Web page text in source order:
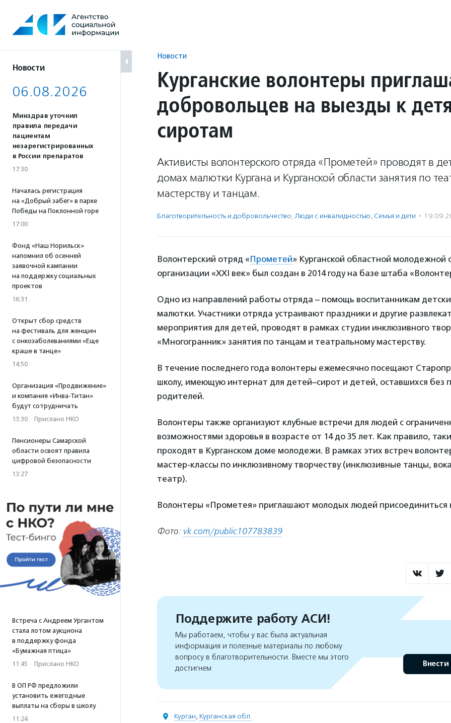
содержанию
Новости
06.08.2026
Минздрав уточнил
правила передачи
пациентам
незарегистрированных
в России препаратов
17:30
Началась регистрация
на «Добрый забег» в парке
Победы на Поклонной горе
17:00
Фонд «Наш Норильск»
напомнил об осенней
заявочной кампании
на поддержку социальных
проектов
16:31
Открыт сбор средств
на фестиваль для женщин
с онкозаболеваниями «Еще
краше в танце»
14:50
Организация «Продвижение»
и компания «Инва-Титан»
будут сотрудничать
13:30 · Прислано НКО
Пенсионеры Самарской
области освоят правила
цифровой безопасности
13:27
Встреча с Андреем Ургантом
стала лотом аукциона
в поддержку фонда
«Бумажная птица»
11:45 · Прислано НКО
В ОП РФ предложили
установить ежегодные
выплаты на сборы в школу
11:24
Новости
Курганские волонтеры
добровольцев на выезды к
сиротам
Активисты волонтерского отряда «Прометей» проводят в
домах малютки Кургана и Курганской области занятия по
мастерству и танцам.
Благотвори­тель­ность и доброволь­чест­во, Люди с инвалидностью, Семья и дети ·
Волонтерский отряд «Прометей» Курганской областной молодежной
организации «XXI век» был создан в 2014 году на базе штаба
Одно из направлений работы отряда – помощь воспитанникам
малютки. Участники отряда устраивают праздники и другие
мероприятия для детей, проводят в рамках студии инклюзивного
«Многогранник» занятия по танцам и театральному мастерству.
В течение последнего года волонтеры ежемесячно посещают
школу, имеющую интернат для детей–сирот и детей, оставшихся без
родителей.
Волонтеры также организуют клубные встречи для людей с
возможностями здоровья в возрасте от 14 до 35 лет. Как правило,
проходят в Курганском доме молодежи. В рамках этих встреч
мастер-классы по инклюзивному творчеству (инклюзивные танцы,
театр).
Волонтеры «Прометея» приглашают молодых людей присоединиться
Фото: vk.com/public107783839
Поддержите работу АСИ!
Мы работаем, чтобы у вас была актуальная
информация и полезные материалы по любому
вопросу в благотворительности. Вместе мы этого
достигнем
Внести
Курган, Курганская обл.